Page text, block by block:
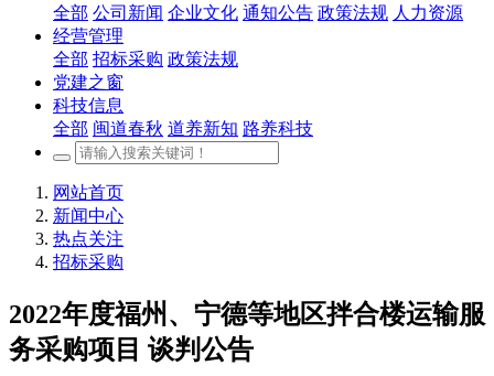
全部 公司新闻 企业文化 通知公告 政策法规 人力资源
经营管理
全部 招标采购 政策法规
党建之窗
科技信息
全部 闽道春秋 道养新知 路养科技
网站首页
新闻中心
热点关注
招标采购
2022年度福州、宁德等地区拌合楼运输服
务采购项目 谈判公告